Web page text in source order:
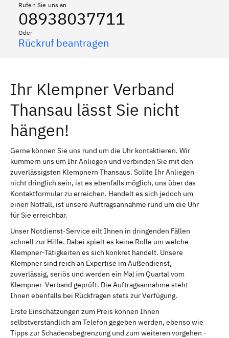
Rufen Sie uns an
08938037711
Oder
Rückruf beantragen
Ihr Klempner Verband
Thansau lässt Sie nicht
hängen!
Gerne können Sie uns rund um die Uhr kontaktieren. Wir
kümmern uns um Ihr Anliegen und verbinden Sie mit den
zuverlässigsten Klempnern Thansaus. Sollte Ihr Anliegen
nicht dringlich sein, ist es ebenfalls möglich, uns über das
Kontaktformular zu erreichen. Handelt es sich jedoch um
einen Notfall, ist unsere Auftragsannahme rund um die Uhr
für Sie erreichbar.
Unser Notdienst-Service eilt Ihnen in dringenden Fällen
schnell zur Hilfe. Dabei spielt es keine Rolle um welche
Klempner-Tätigkeiten es sich konkret handelt. Unsere
Klempner sind reich an Expertise im Außendienst,
zuverlässig, seriös und werden ein Mal im Quartal vom
Klempner-Verband geprüft. Die Auftragsannahme steht
Ihnen ebenfalls bei Rückfragen stets zur Verfügung.
Erste Einschätzungen zum Preis können Ihnen
selbstverständlich am Telefon gegeben werden, ebenso wie
Tipps zur Schadensbegrenzung und zum weiteren vorgehen -